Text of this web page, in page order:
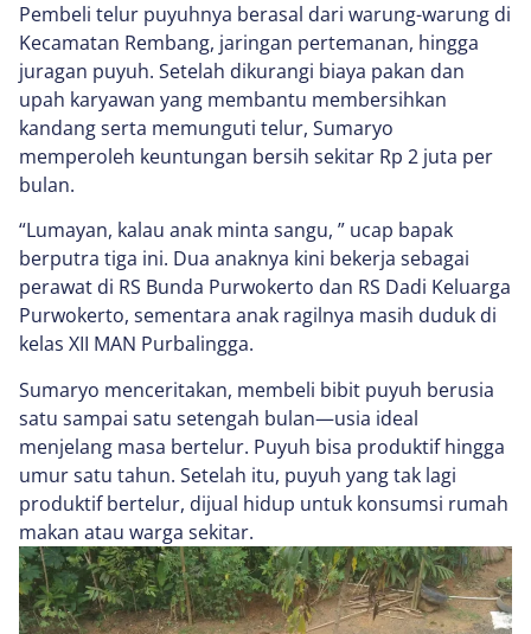
Pembeli telur puyuhnya berasal dari warung-warung di
Kecamatan Rembang, jaringan pertemanan, hingga
juragan puyuh. Setelah dikurangi biaya pakan dan
upah karyawan yang membantu membersihkan
kandang serta memunguti telur, Sumaryo
memperoleh keuntungan bersih sekitar Rp 2 juta per
bulan.
“Lumayan, kalau anak minta sangu, ” ucap bapak
berputra tiga ini. Dua anaknya kini bekerja sebagai
perawat di RS Bunda Purwokerto dan RS Dadi Keluarga
Purwokerto, sementara anak ragilnya masih duduk di
kelas XII MAN Purbalingga.
Sumaryo menceritakan, membeli bibit puyuh berusia
satu sampai satu setengah bulan—usia ideal
menjelang masa bertelur. Puyuh bisa produktif hingga
umur satu tahun. Setelah itu, puyuh yang tak lagi
produktif bertelur, dijual hidup untuk konsumsi rumah
makan atau warga sekitar.